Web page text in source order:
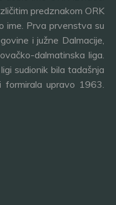
predznakom ORK
ime. Prva prvenstva su
i južne Dalmacije,
dalmatinska liga.
sudionik bila tadašnja
formirala upravo 1963.